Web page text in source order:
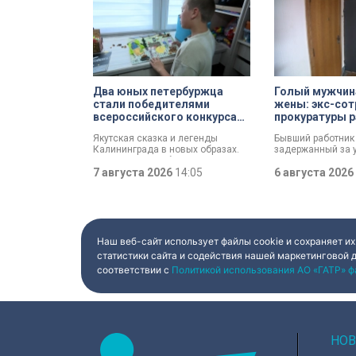
Два юных петербуржца
стали победителями
всероссийского конкурса
Якутская сказка и легенды
Калининграда в новых образах.
победителями всероссийского
листьев и янтаря дали новое
7 августа 2026 14:05
Голый
жены: экс-
прокуратуры
Бывший работник
задержанный за
которые толкнули
выдавая
приятеля.
6 августа 2026
Наш веб-сайт использует файлы cookie и сохраняет
статистики сайта и содействия нашей
соответствии с Политикой использования АО «ГАТР»